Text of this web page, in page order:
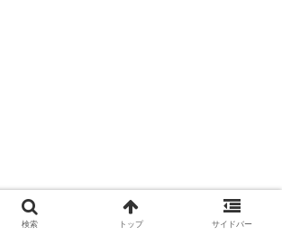
検索 トップ サイドバー